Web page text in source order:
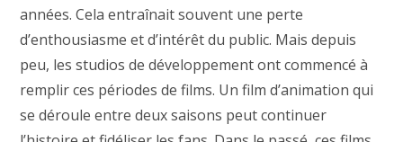
années. Cela entraînait souvent une perte
d’enthousiasme et d’intérêt du public. Mais depuis
peu, les studios de développement ont commencé à
remplir ces périodes de films. Un film d’animation qui
se déroule entre deux saisons peut continuer